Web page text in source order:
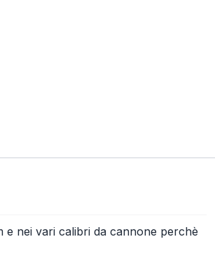
e nei vari calibri da cannone perchè